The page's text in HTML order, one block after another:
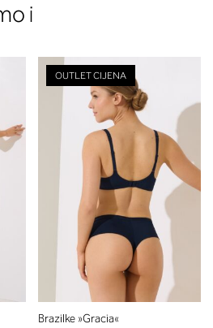
i
OUTLET CIJENA
Brazilke »Gracia«
2. Prsni obseg
Izmerite prsni obseg. Šiviljski
položite čez hrbet v višini
izreza in čez prsi, v višini bradavic
vdolbine med prsmi. V razdelku 2.
boste prebrali, katera globina
ustreza vaši meri (A, B …) – iščite v
stolpcu, ki ste ga določili s
obsegom.